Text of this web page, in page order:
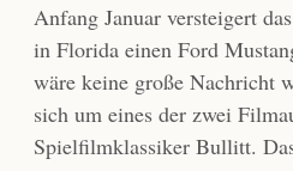
Anfang Januar versteigert
in Florida einen Ford
wäre keine große Nachricht
sich um eines der zwei
Spielfilmklassiker Bullitt.